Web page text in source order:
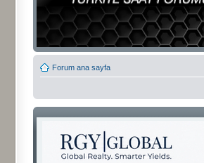
Forum ana sayfa